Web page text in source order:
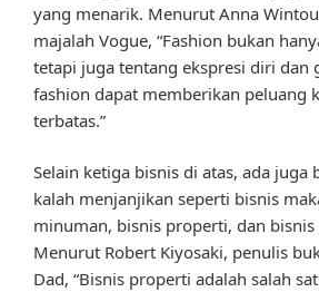
yang menarik. Menurut Anna
majalah Vogue, “Fashion bukan
tetapi juga tentang ekspresi diri dan
fashion dapat memberikan peluang
terbatas.”
Selain ketiga bisnis di atas, ada juga
kalah menjanjikan seperti bisnis
minuman, bisnis properti, dan
Menurut Robert Kiyosaki, penulis
Dad, “Bisnis properti adalah salah